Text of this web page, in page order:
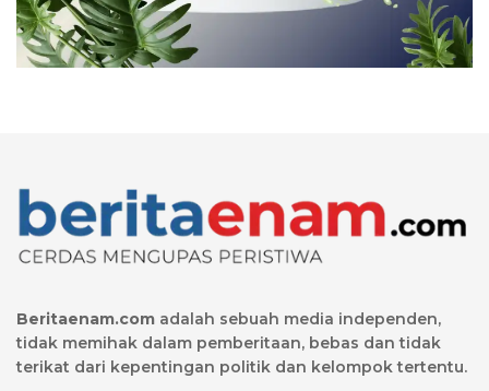
Beritaenam.com adalah sebuah media independen,
tidak memihak dalam pemberitaan, bebas dan tidak
terikat dari kepentingan politik dan kelompok tertentu.